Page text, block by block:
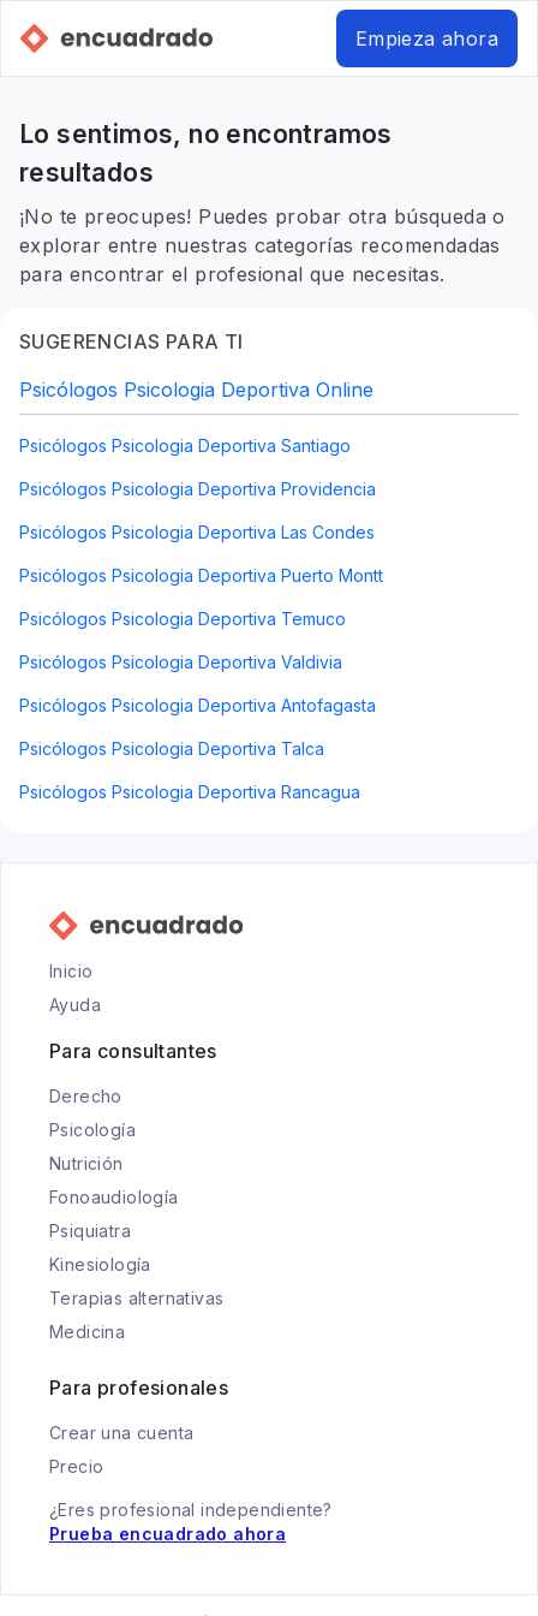
Empieza ahora
Lo sentimos, no encontramos
resultados
¡No te preocupes! Puedes probar otra búsqueda o
explorar entre nuestras categorías recomendadas
para encontrar el profesional que necesitas.
SUGERENCIAS PARA TI
Psicólogos Psicologia Deportiva Online
Psicólogos Psicologia Deportiva Santiago
Psicólogos Psicologia Deportiva Providencia
Psicólogos Psicologia Deportiva Las Condes
Psicólogos Psicologia Deportiva Puerto Montt
Psicólogos Psicologia Deportiva Temuco
Psicólogos Psicologia Deportiva Valdivia
Psicólogos Psicologia Deportiva Antofagasta
Psicólogos Psicologia Deportiva Talca
Psicólogos Psicologia Deportiva Rancagua
Inicio
Ayuda
Para consultantes
Derecho
Psicología
Nutrición
Fonoaudiología
Psiquiatra
Kinesiología
Terapias alternativas
Medicina
Para profesionales
Crear una cuenta
Precio
¿Eres profesional independiente?
Prueba encuadrado ahora